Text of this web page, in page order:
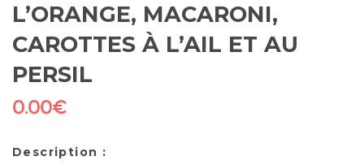
L’ORANGE, MACARONI,
CAROTTES À L’AIL ET AU
PERSIL
0.00€
Description :